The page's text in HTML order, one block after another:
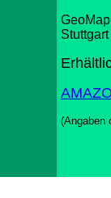
Stuttgart
(Angaben